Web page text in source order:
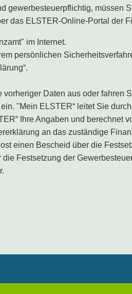
gewerbesteuerpflichtig,
das ELSTER-Online-Portal der
im Internet.
persönlichen
Daten aus oder fahren
"Mein ELSTER“ leitet Sie
Ihre Angaben und berechnet
an das zuständige
einen Bescheid über die
Festsetzung der